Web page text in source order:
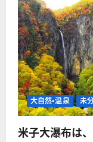
大自然・温泉 未
米子大瀑布は